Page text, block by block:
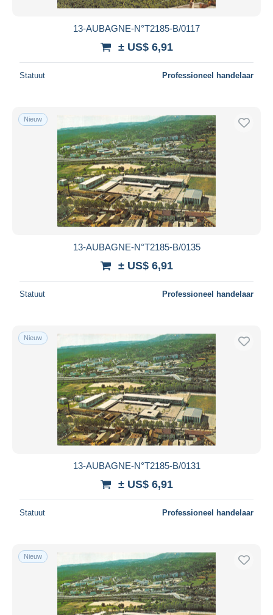
13-AUBAGNE-N°T2185-B/0117
± US$ 6,91
Statuut Professioneel handelaar
Nieuw
13-AUBAGNE-N°T2185-B/0135
± US$ 6,91
Statuut Professioneel handelaar
Nieuw
13-AUBAGNE-N°T2185-B/0131
± US$ 6,91
Statuut Professioneel handelaar
Nieuw